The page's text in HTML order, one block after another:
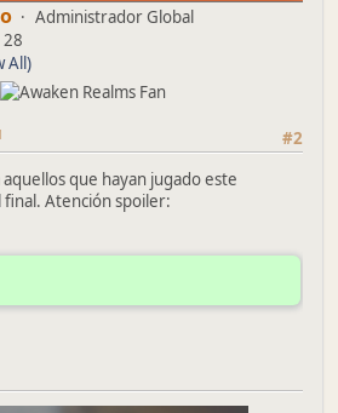
Administrador Global
28
All)
#2
que hayan jugado este
final. Atención spoiler: